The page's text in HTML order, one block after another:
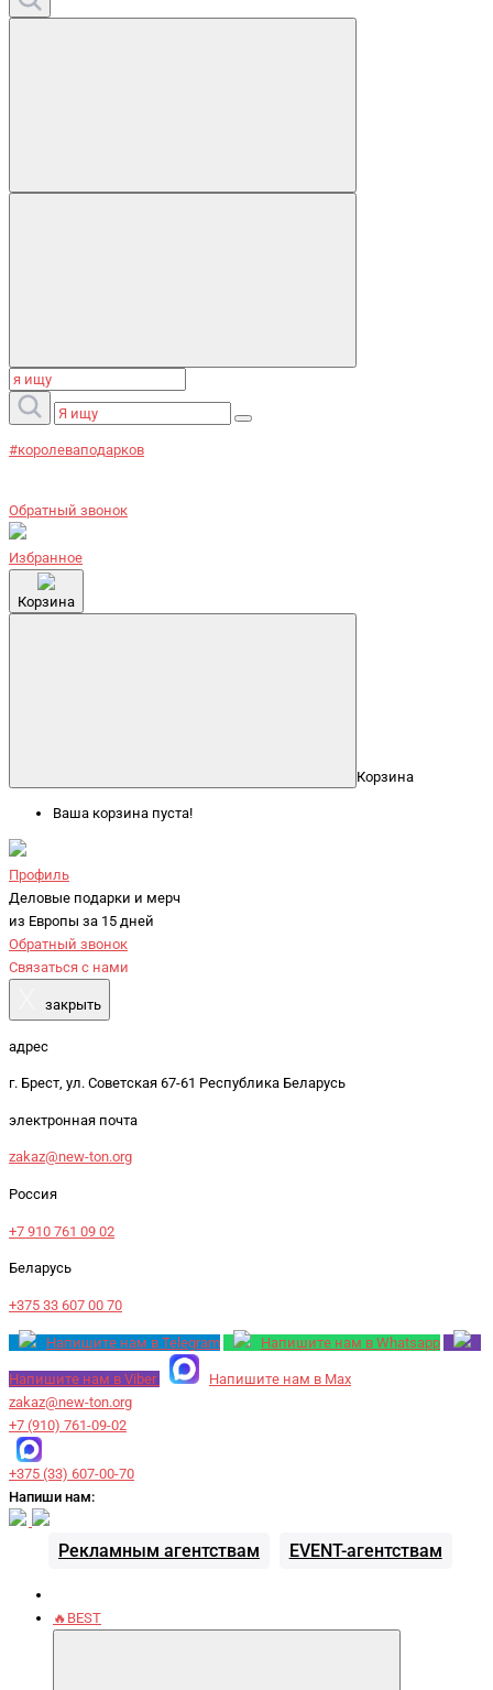
#королеваподарков
Обратный звонок
Избранное
Корзина
Корзина
Ваша корзина пуста!
Профиль
Деловые подарки и мерч
из Европы за 15 дней
Обратный звонок
Связаться с нами
закрыть
адрес
г. Брест, ул. Советская 67-61 Республика Беларусь
электронная почта
zakaz@new-ton.org
Россия
+7 910 761 09 02
Беларусь
+375 33 607 00 70
Напишите нам в Telegram Напишите нам в Whatsapp
Напишите нам в Viber
Напишите нам в Max
zakaz@new-ton.org
+7 (910) 761-09-02
+375 (33) 607-00-70
Напиши нам:
Рекламным агентствам EVENT-агентствам
🔥BEST